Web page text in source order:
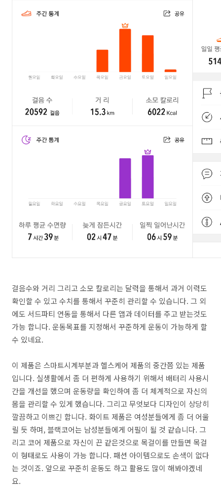
걸음수와 거리 그리고 소모 칼로리는 달력을 통해서 과거 이력도
확인할 수 있고 수치를 통해서 꾸준히 관리할 수 있습니다. 그 외
에도 서드파티 연동을 통해서 다른 앱과 데이터를 주고 받는것도
가능 합니다. 운동목표를 지정해서 꾸준하게 운동이 가능하게 할
수 있네요.
이 제품은 스마트시계부분과 헬스케어 제품의 중간쯤 있는 제품
입니다. 실생활에서 좀 더 편하게 사용하기 위해서 배터리 사용시
간을 개선을 했으며 운동량을 확인하여 좀 더 체계적으로 자신의
몸을 관리할 수 있게 했습니다. 그리고 무엇보다 디자인이 상당히
깔끔하고 이쁘긴 합니다. 화이트 제품은 여성분들에게 좀 더 어울
릴 듯 하며, 블랙코어는 남성분들에게 어필이 될 것 같습니다. 그
리고 코어 제품으로 자신이 끈 같은것으로 목걸이를 만들면 목걸
이 형태로도 사용이 가능 합니다. 패션 아이템으로도 손색이 없다
는 것이죠. 앞으로 꾸준히 운동도 하고 활용도 많이 해봐야겠네
요.